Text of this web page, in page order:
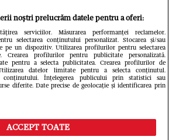
poate salva
ce e
Intră în
IKEA
noștri prelucrăm datele pentru a oferi:
serviciilor. Măsurarea performanței reclamelor.
selectarea conținutului personalizat. Stocarea și/sau
pe un dispozitiv. Utilizarea profilurilor pentru selectarea
Crearea profilurilor pentru publicitate personalizată.
pentru a selecta publicitatea. Crearea profilurilor de
datelor limitate pentru a selecta conținutul.
conținutului. Înțelegerea publicului prin statistici sau
diferite. Date precise de geolocație și identificarea prin
ACCEPT TOATE